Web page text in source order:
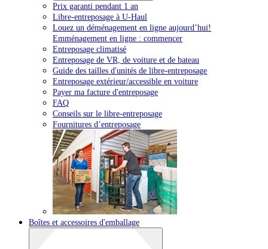
Prix garanti pendant 1 an
Libre-entreposage à U-Haul
Louez un déménagement en ligne aujourd’hui!
Emménagement en ligne : commencer
Entreposage climatisé
Entreposage de VR, de voiture et de bateau
Guide des tailles d'unités de libre-entreposage
Entreposage extérieur/accessible en voiture
Payer ma facture d'entreposage
FAQ
Conseils sur le libre-entreposage
Fournitures d’entreposage
Boîtes et accessoires d'emballage